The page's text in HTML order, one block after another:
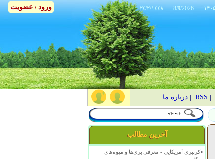
٢٤/٢/١٤٤٨ --- 8/9/2026 ---
RSS
|درباره ما
آخرین مطالب
>کرنبری آمریکایی - معرفی بری‌ها و میوه‌های
ورود / عضویت